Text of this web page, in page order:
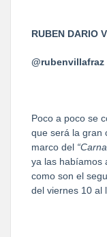
RUBEN DARIO
@rubenvillafraz
Poco a poco se
que será la gran
marco del
ya las habíamos
como son el
del viernes 10 al